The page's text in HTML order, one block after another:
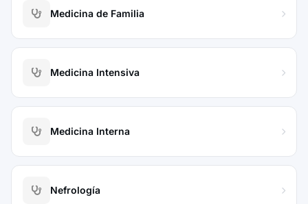
Medicina de Familia
Medicina Intensiva
Medicina Interna
Nefrología